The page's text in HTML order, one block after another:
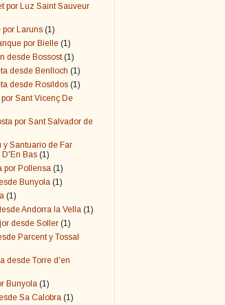
por Luz Saint Sauveur
por Laruns (1)
por Bielle (1)
desde Bossost (1)
desde Benlloch (1)
desde Rosildos (1)
Sant Vicenç De
por Sant Salvador de
Santuario de Far
D'En Bas (1)
por Pollensa (1)
Bunyola (1)
(1)
Andorra la Vella (1)
desde Soller (1)
Parcent y Tossal
desde Torre d'en
Bunyola (1)
Sa Calobra (1)